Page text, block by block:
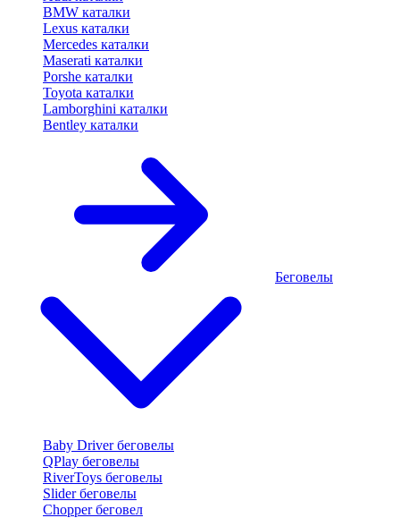
BMW каталки
Lexus каталки
Mercedes каталки
Maserati каталки
Porshe каталки
Toyota каталки
Lamborghini каталки
Bentley каталки
Беговелы
Baby Driver беговелы
QPlay беговелы
RiverToys беговелы
Slider беговелы
Chopper беговел